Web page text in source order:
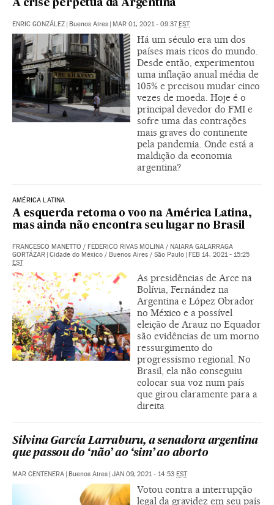
A crise perpétua da Argentina
ENRIC GONZÁLEZ | Buenos Aires | MAR 01, 2021 - 09:37EST
Há um século era um dos
países mais ricos do mundo.
Desde então, experimentou
uma inflação anual média de
105% e precisou mudar cinco
vezes de moeda. Hoje é o
principal devedor do FMI e
sofre uma das contrações
mais graves do continente
pela pandemia. Onde está a
maldição da economia
argentina?
AMÉRICA LATINA
A esquerda retoma o voo na América Latina,
mas ainda não encontra seu lugar no Brasil
FRANCESCO MANETTO / FEDERICO RIVAS MOLINA / NAIARA GALARRAGA
GORTÁZAR | Cidade do México / Buenos Aires / São Paulo | FEB 14, 2021 - 15:25
EST
As presidências de Arce na
Bolívia, Fernández na
Argentina e López Obrador
no México e a possível
eleição de Arauz no Equador
são evidências de um morno
ressurgimento do
progressismo regional. No
Brasil, ela não conseguiu
colocar sua voz num país
que girou claramente para a
direita
Silvina García Larraburu, a senadora argentina
que passou do ‘não’ ao ‘sim’ ao aborto
MAR CENTENERA | Buenos Aires | JAN 09, 2021 - 14:53 EST
Votou contra a interrupção
legal da gravidez em seu país